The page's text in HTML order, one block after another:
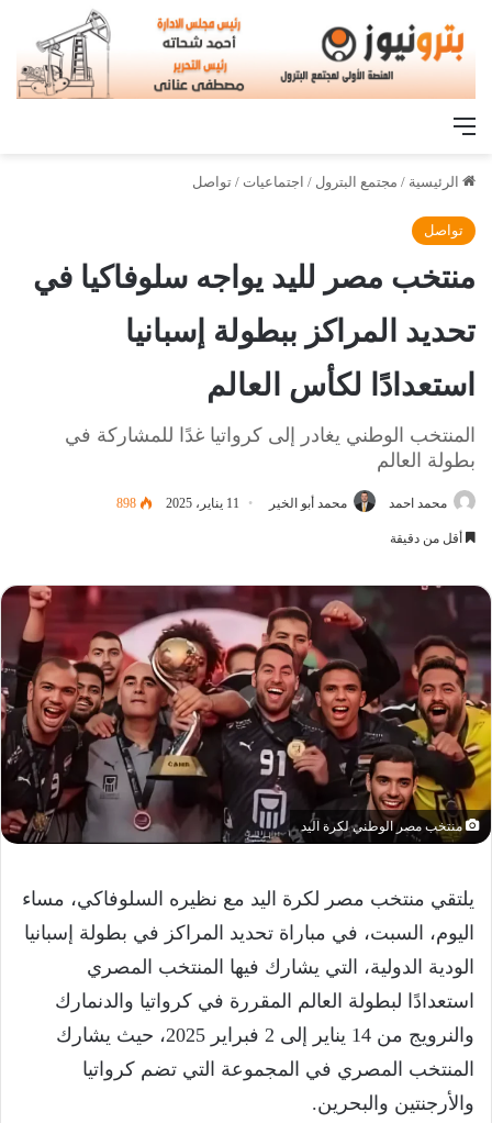
القائمة
الرئيسية / مجتمع البترول / اجتماعيات / تواصل
تواصل
منتخب مصر لليد يواجه سلوفاكيا في
تحديد المراكز ببطولة إسبانيا
استعدادًا لكأس العالم
المنتخب الوطني يغادر إلى كرواتيا غدًا للمشاركة في
بطولة العالم
محمد احمد محمد أبو الخير 11 يناير، 2025 898
أقل من دقيقة
منتخب مصر الوطني لكرة اليد
يلتقي منتخب مصر لكرة اليد مع نظيره السلوفاكي، مساء
اليوم، السبت، في مباراة تحديد المراكز في بطولة إسبانيا
الودية الدولية، التي يشارك فيها المنتخب المصري
استعدادًا لبطولة العالم المقررة في كرواتيا والدنمارك
والنرويج من 14 يناير إلى 2 فبراير 2025، حيث يشارك
المنتخب المصري في المجموعة التي تضم كرواتيا
والأرجنتين والبحرين.